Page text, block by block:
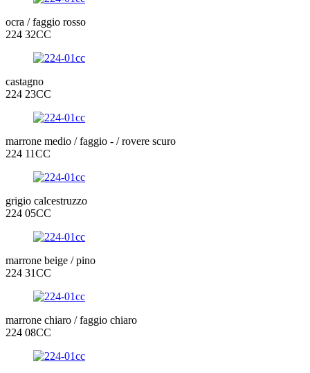
ocra / faggio rosso
224 32CC
castagno
224 23CC
marrone medio / faggio - / rovere scuro
224 11CC
grigio calcestruzzo
224 05CC
marrone beige / pino
224 31CC
marrone chiaro / faggio chiaro
224 08CC